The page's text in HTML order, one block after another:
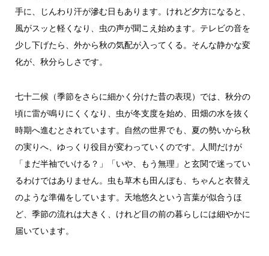
手に、じんわり汗が滲む日もあります。けれど夕方になると、
風がスッと軽くなり、虫の声が聞こえ始めます。テレビの音を
少し下げたら、外から秋の気配が入ってくる。そんな静かな変
化が、秋分らしさです。
七十二候（季節をさらに細かく分けた昔の表現）では、秋分の
頃に雷が鳴りにくくなり、虫が冬支度を始め、田畑の水を抜く
時期へ進むとされています。自然の世界でも、夏の勢いから秋
の実りへ、ゆっくり役目が変わっていくのです。人間だけが
「まだ半袖でいける？」「いや、もう無理」と玄関で迷ってい
るわけではありません。虫も草木も田んぼも、ちゃんと衣替え
のような準備をしています。天地悠久という言葉が似合うほ
ど、季節の流れは大きく、けれど目の前の暮らしには細やかに
届いています。